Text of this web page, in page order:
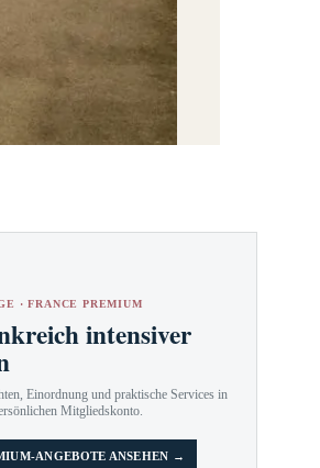
· FRANCE PREMIUM
intensiver
Einordnung und praktische Services in
Mitgliedskonto.
ANGEBOTE ANSEHEN →